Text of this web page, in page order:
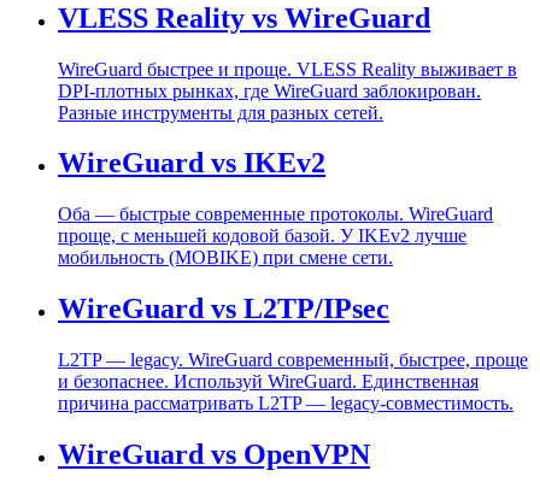
VLESS Reality vs WireGuard
WireGuard быстрее и проще. VLESS Reality выживает в
DPI-плотных рынках, где WireGuard заблокирован.
Разные инструменты для разных сетей.
WireGuard vs IKEv2
Оба — быстрые современные протоколы. WireGuard
проще, с меньшей кодовой базой. У IKEv2 лучше
мобильность (MOBIKE) при смене сети.
WireGuard vs L2TP/IPsec
L2TP — legacy. WireGuard современный, быстрее, проще
и безопаснее. Используй WireGuard. Единственная
причина рассматривать L2TP — legacy-совместимость.
WireGuard vs OpenVPN